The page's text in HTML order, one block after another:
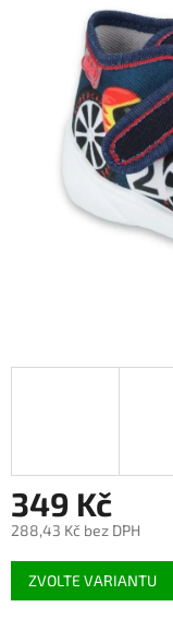
349 Kč
288,43 Kč bez DPH
Měrná
cena:
ZVOLTE VARIANTU